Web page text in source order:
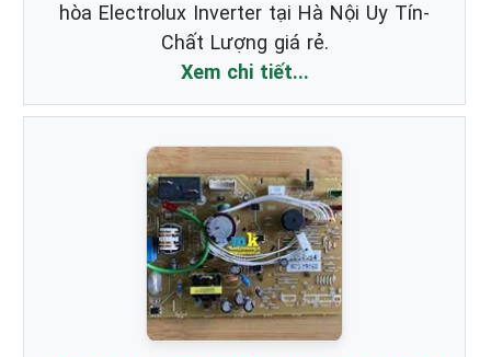
hòa Electrolux Inverter tại Hà Nội Uy Tín-
Chất Lượng giá rẻ.
Xem chi tiết...